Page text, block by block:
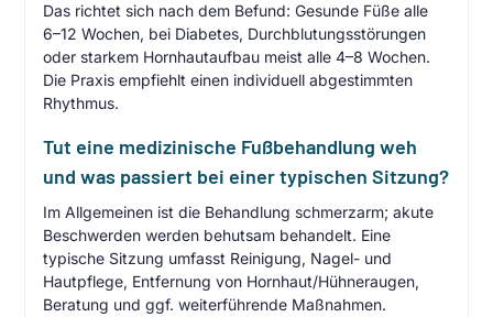
Das richtet sich nach dem Befund: Gesunde Füße alle
6–12 Wochen, bei Diabetes, Durchblutungsstörungen
oder starkem Hornhautaufbau meist alle 4–8 Wochen.
Die Praxis empfiehlt einen individuell abgestimmten
Rhythmus.
Tut eine medizinische Fußbehandlung weh
und was passiert bei einer typischen Sitzung?
Im Allgemeinen ist die Behandlung schmerzarm; akute
Beschwerden werden behutsam behandelt. Eine
typische Sitzung umfasst Reinigung, Nagel- und
Hautpflege, Entfernung von Hornhaut/Hühneraugen,
Beratung und ggf. weiterführende Maßnahmen.